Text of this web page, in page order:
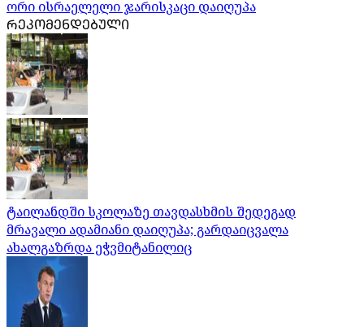
ორი ისრაელელი ჯარისკაცი დაიღუპა
ᲠᲔᲙᲝᲛᲔᲜᲓᲔᲑᲣᲚᲘ
ტაილანდში სკოლაზე თავდასხმის შედეგად
მრავალი ადამიანი დაიღუპა; გარდაიცვალა
ახალგაზრდა ეჭვმიტანილიც